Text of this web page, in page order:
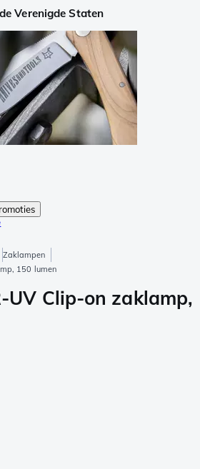
Verenigde Staten
Zaklampen
150 lumen
UV Clip-on zaklamp,